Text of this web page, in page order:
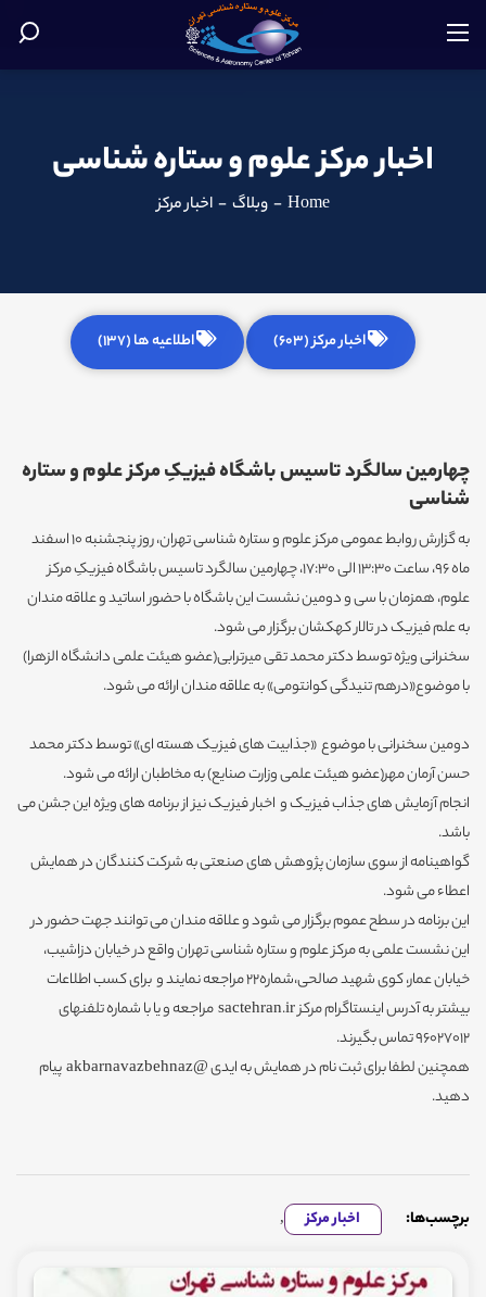
اخبار مرکز علوم و ستاره شناسی
Home
- وبلاگ - اخبار مرکز
اخبار مرکز (603) اطلاعیه ها (137)
چهارمین سالگرد تاسیس باشگاه فیزیکِ مرکز علوم و ستاره
شناسی
به گزارش روابط عمومی مرکز علوم و ستاره شناسی تهران، روز پنجشنبه 10 اسفند
ماه 96، ساعت 13:30 الی 17:30، چهارمین سالگرد تاسیس باشگاه فیزیکِ مرکز
علوم، همزمان با سی و دومین نشست این باشگاه با حضور اساتید و علاقه مندان
به علم فیزیک در تالار کهکشان برگزار می شود.
سخنرانی ویژه توسط دکتر محمد تقی میرترابی(عضو هیئت علمی دانشگاه الزهرا)
با موضوع«درهم تنیدگی کوانتومی» به علاقه مندان ارائه می شود.
دومین سخنرانی با موضوع «جذابیت های فیزیک هسته ای» توسط دکتر محمد
حسن آرمان مهر(عضو هیئت علمی وزارت صنایع) به مخاطبان ارائه می شود.
انجام آزمایش های جذاب فیزیک و اخبار فیزیک نیز از برنامه های ویژه این جشن می
باشد.
گواهینامه از سوی سازمان پژوهش های صنعتی به شرکت کنندگان در همایش
اعطاء می شود.
این برنامه در سطح عموم برگزار می شود و علاقه مندان می توانند جهت حضور در
این نشست علمی به مرکز علوم و ستاره شناسی تهران واقع در خیابان دزاشیب،
خیابان عمار، کوی شهید صالحی،شماره22 مراجعه نمایند و برای کسب اطلاعات
بیشتر به آدرس اینستاگرام مرکز sactehran.ir مراجعه و یا با شماره تلفنهای
96027012 تماس بگیرند.
همچنین لطفا برای ثبت نام در همایش به ایدی @akbarnavazbehnaz پیام
دهید.
برچسب‌ها: اخبار مرکز ,